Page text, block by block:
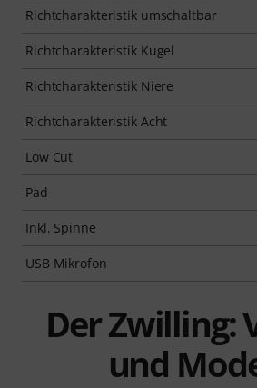
Richtcharakteristik umschaltbar
Richtcharakteristik Kugel
Richtcharakteristik Niere
Richtcharakteristik Acht
Low Cut
Pad
Inkl. Spinne
USB Mikrofon
Der Zwilling:
und